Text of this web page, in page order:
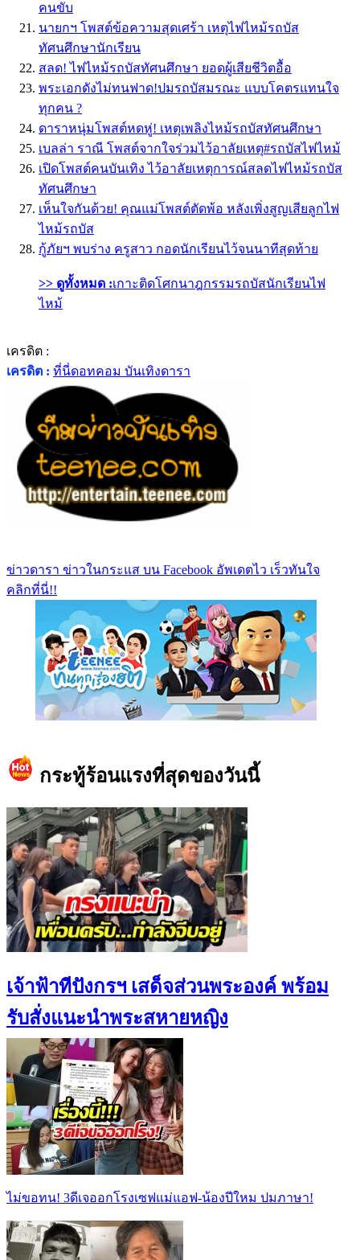
คนขับ
นายกฯ โพสต์ข้อความสุดเศร้า เหตุไฟไหม้รถบัส
ทัศนศึกษานักเรียน
สลด! ไฟไหม้รถบัสทัศนศึกษา ยอดผู้เสียชีวิตอื้อ
พระเอกดังไม่ทนฟาด!ปมรถบัสมรณะ แบบโคตรแทนใจ
ทุกคน ?
ดาราหนุ่มโพสต์หดหู่! เหตุเพลิงไหม้รถบัสทัศนศึกษา
เบลล่า ราณี โพสต์จากใจร่วมไว้อาลัยเหตุ#รถบัสไฟไหม้
เปิดโพสต์คนบันเทิง ไว้อาลัยเหตุการณ์สลดไฟไหม้รถบัส
ทัศนศึกษา
เห็นใจกันด้วย! คุณแม่โพสต์ตัดพ้อ หลังเพิ่งสูญเสียลูกไฟ
ไหม้รถบัส
กู้ภัยฯ พบร่าง ครูสาว กอดนักเรียนไว้จนนาทีสุดท้าย
>> ดูทั้งหมด :เกาะติดโศกนาฎกรรมรถบัสนักเรียนไฟ
ไหม้
เครดิต :
เครดิต : ที่นี่ดอทคอม บันเทิงดารา
ข่าวดารา ข่าวในกระแส บน Facebook อัพเดตไว เร็วทันใจ
คลิกที่นี่!!
กระทู้ร้อนแรงที่สุดของวันนี้
เจ้าฟ้าทีปังกรฯ เสด็จส่วนพระองค์ พร้อม
รับสั่งแนะนำพระสหายหญิง
ไม่ขอทน! 3ดีเจออกโรงเซฟแม่แอฟ-น้องปีใหม ปมภาษา!